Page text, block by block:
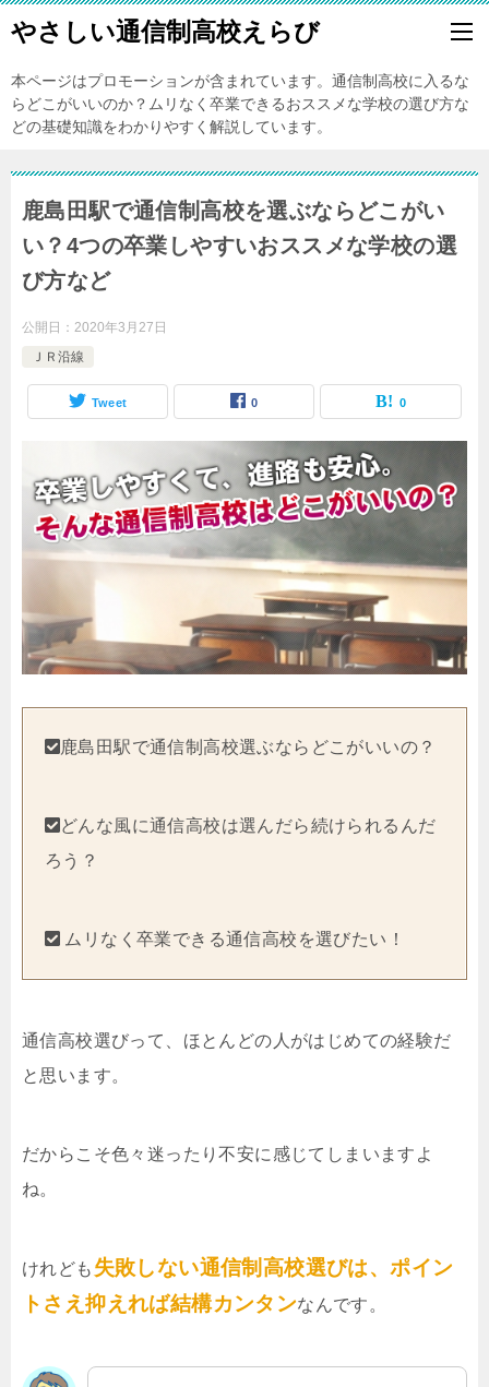
やさしい通信制高校えらび
本ページはプロモーションが含まれています。通信制高校に入るな
らどこがいいのか？ムリなく卒業できるおススメな学校の選び方な
どの基礎知識をわかりやすく解説しています。
鹿島田駅で通信制高校を選ぶならどこがい
い？4つの卒業しやすいおススメな学校の選
び方など
公開日： 2020年3月27日
ＪＲ沿線
Tweet 0 0
鹿島田駅で通信制高校選ぶならどこがいいの？
どんな風に通信高校は選んだら続けられるんだ
ろう？
ムリなく卒業できる通信高校を選びたい！
通信高校選びって、ほとんどの人がはじめての経験だ
と思います。
だからこそ色々迷ったり不安に感じてしまいますよ
ね。
けれども 失敗しない通信制高校選びは、ポイン
トさえ抑えれば結構カンタンなんです。